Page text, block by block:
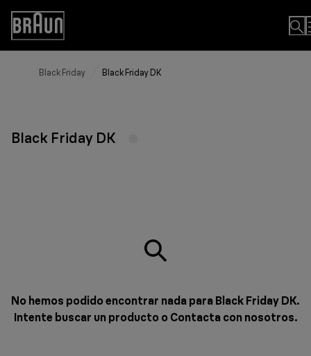
Skip
Content
Accessibility
Statement
Black Friday Black Friday DK
Black Friday DK
No hemos podido encontrar nada para Black Friday DK.
Intente buscar un producto o Contacta con nosotros.